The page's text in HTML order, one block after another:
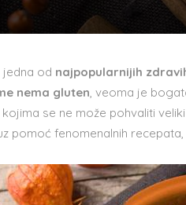
od najpopularnijih
nema gluten, veoma je
se ne može pohvaliti
pomoć fenomenalnih